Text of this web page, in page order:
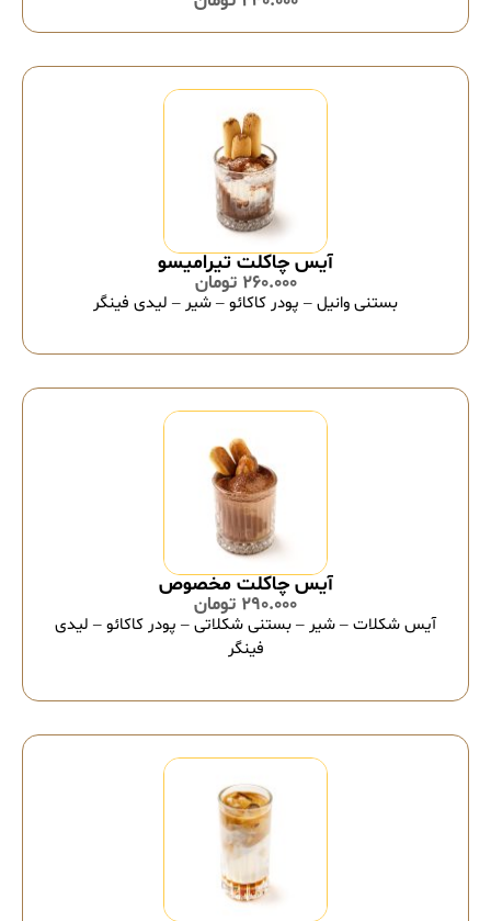
آیس چاکلت تیرامیسو
260.000 تومان
بستنی وانیل – پودر کاکائو – شیر – لیدی فینگر
آیس چاکلت مخصوص
290.000 تومان
آیس شکلات – شیر – بستنی شکلاتی – پودر کاکائو – لیدی
فینگر